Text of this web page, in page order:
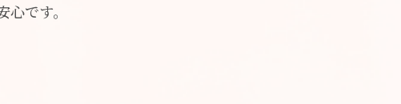
です。